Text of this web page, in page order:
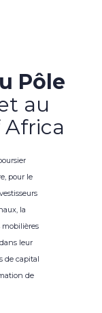
Pôle
au
pour le
la
leur
de capital
de